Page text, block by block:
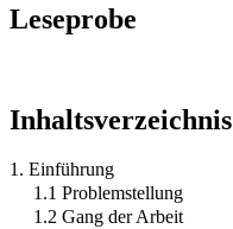
Leseprobe
Inhaltsverzeichnis
1. Einführung
1.1 Problemstellung
1.2 Gang der Arbeit